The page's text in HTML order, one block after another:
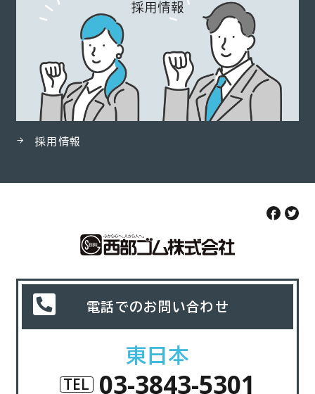
採用情報
電話でのお問い合わせ
東日本
TEL 03-3843-5301